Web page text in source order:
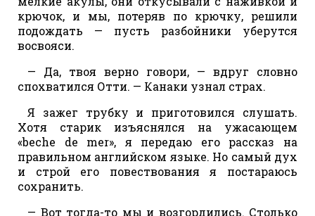
крючок, и мы, потеряв по крючку, решили
подождать — пусть разбойники уберутся
восвояси.
— Да, твоя верно говори, — вдруг словно
спохватился Отти. — Канаки узнал страх.
Я зажег трубку и приготовился слушать.
Хотя старик изъяснялся на ужасающем
«beche de mer», я передаю его рассказ на
правильном английском языке. Но самый дух
и строй его повествования я постараюсь
сохранить.
— Вот тогда-то мы и возгордились. Столько